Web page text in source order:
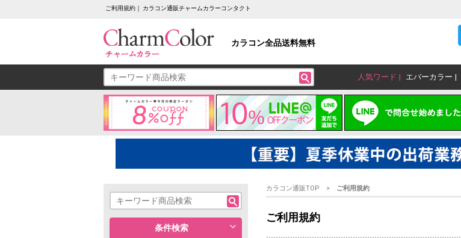
ご利用規約｜ カラコン通販チャームカラーコンタクト
カラコン全品送料無料
人気ワード エバーカラー
条件検索
カラコン通販TOP ご利用規約
ご利用規約